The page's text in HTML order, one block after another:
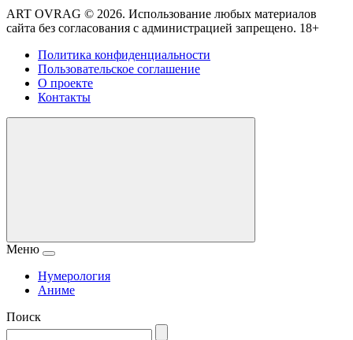
ART OVRAG © 2026. Использование любых материалов
сайта без согласования с администрацией запрещено. 18+
Политика конфиденциальности
Пользовательское соглашение
О проекте
Контакты
Меню
Нумерология
Аниме
Поиск